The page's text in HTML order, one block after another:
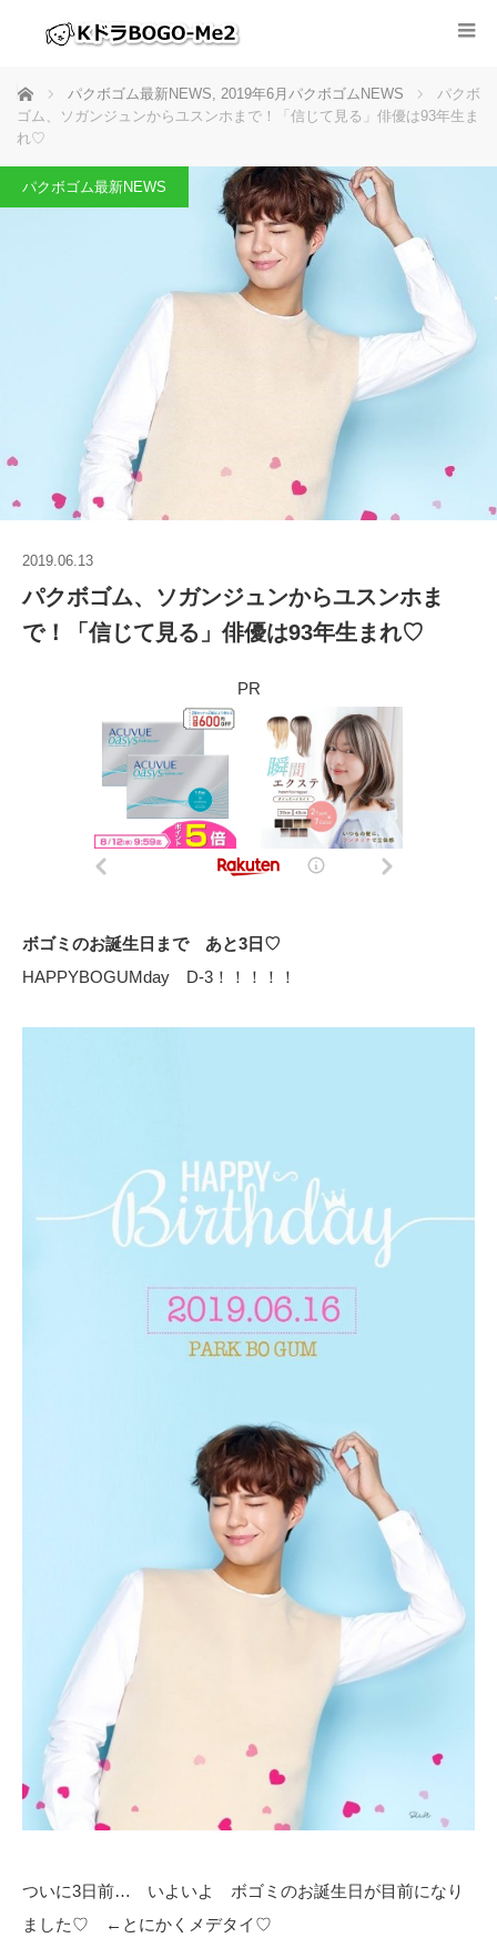
ホーム パクボゴム最新NEWS, 2019年6月パクボゴムNEWS
パクボ
ゴム、ソガンジュンからユスンホまで！「信じて見る」俳優は93年生ま
れ♡
パクボゴム最新NEWS
2019.06.13
パクボゴム、ソガンジュンからユスンホま
で！「信じて見る」俳優は93年生まれ♡
PR
ボゴミのお誕生日まで あと3日♡
HAPPYBOGUMday D-3！！！！！
ついに3日前… いよいよ ボゴミのお誕生日が目前になり
ました♡ ←とにかくメデタイ♡